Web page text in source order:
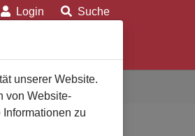
Login Suche
unserer Website.
von Website-
zu